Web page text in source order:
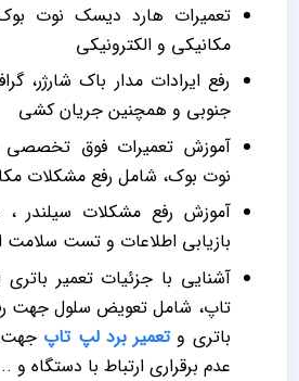
تعمیرات هارد دیسک نوت
مکانیکی و الکترونیکی
رفع ایرادات مدار باک شارژر،
جنوبی و همچنین جریان کشی
آموزش تعمیرات فوق تخصصی
نوت بوک، شامل رفع مشکلات
آموزش رفع مشکلات سیلندر ،
بازیابی اطلاعات و تست سلامت
آشنایی با جزئیات تعمیر
تاپ، شامل تعویض سلول جهت
باتری وتعمیر برد لپ تاپ جهت
عدم برقراری ارتباط با دستگاه و ..